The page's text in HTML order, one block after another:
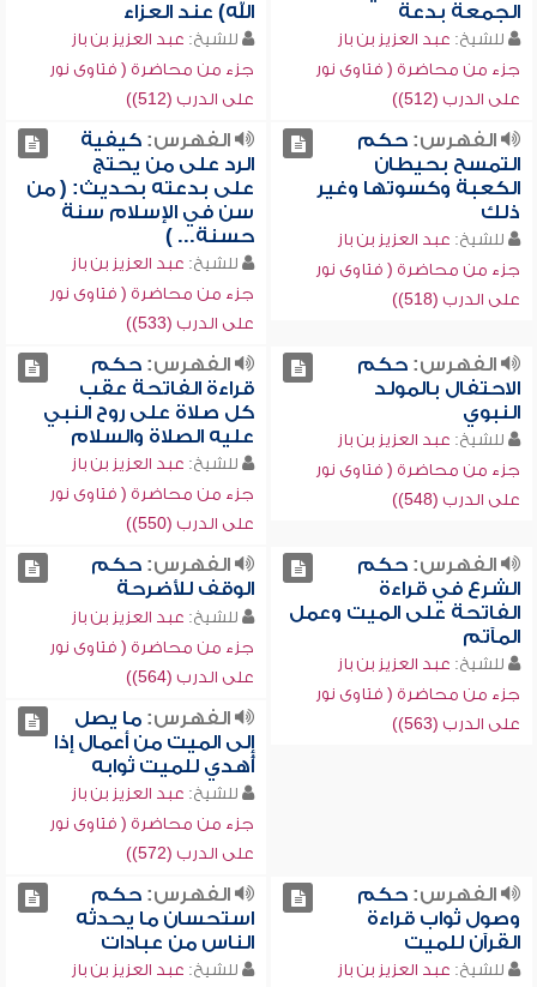
الجمعة بدعة
للشيخ: عبد العزيز بن باز
جزء من محاضرة ( فتاوى نور
على الدرب (512))
الله) عند العزاء
للشيخ: عبد العزيز بن باز
جزء من محاضرة ( فتاوى نور
على الدرب (512))
الفهرس:حكم
التمسح بحيطان
الكعبة وكسوتها وغير
ذلك
للشيخ: عبد العزيز بن باز
جزء من محاضرة ( فتاوى نور
على الدرب (518))
الفهرس:كيفية
الرد على من يحتج
على بدعته بحديث: ( من
سن في الإسلام سنة
حسنة... )
للشيخ: عبد العزيز بن باز
جزء من محاضرة ( فتاوى نور
على الدرب (533))
الفهرس:حكم
الاحتفال بالمولد
النبوي
للشيخ: عبد العزيز بن باز
جزء من محاضرة ( فتاوى نور
على الدرب (548))
الفهرس:حكم
قراءة الفاتحة عقب
كل صلاة على روح النبي
عليه الصلاة والسلام
للشيخ: عبد العزيز بن باز
جزء من محاضرة ( فتاوى نور
على الدرب (550))
الفهرس:حكم
الشرع في قراءة
الفاتحة على الميت وعمل
المآتم
للشيخ: عبد العزيز بن باز
جزء من محاضرة ( فتاوى نور
على الدرب (563))
الفهرس:حكم
الوقف للأضرحة
للشيخ: عبد العزيز بن باز
جزء من محاضرة ( فتاوى نور
على الدرب (564))
الفهرس:ما يصل
إلى الميت من أعمال إذا
أُهدي للميت ثوابه
للشيخ: عبد العزيز بن باز
جزء من محاضرة ( فتاوى نور
على الدرب (572))
الفهرس:حكم
وصول ثواب قراءة
القرآن للميت
للشيخ: عبد العزيز بن باز
الفهرس:حكم
استحسان ما يحدثه
الناس من عبادات
للشيخ: عبد العزيز بن باز